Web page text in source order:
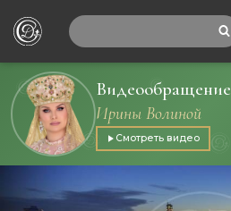
Видеообращение
Ирины Волиной
Смотреть видео